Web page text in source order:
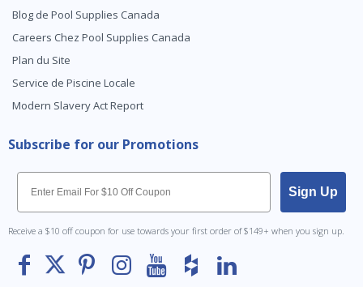
Blog de Pool Supplies Canada
Careers Chez Pool Supplies Canada
Plan du Site
Service de Piscine Locale
Modern Slavery Act Report
Subscribe for our Promotions
Email
Sign Up
Receive a $10 off coupon for use towards your first order of $149+ when you sign up.